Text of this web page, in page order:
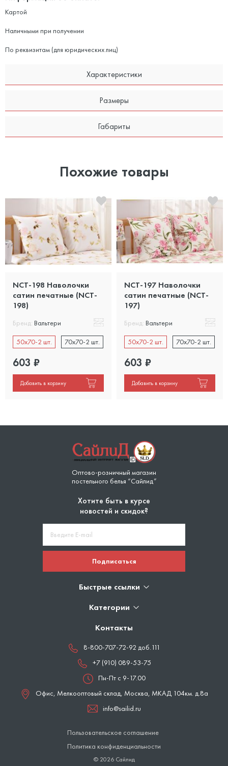
Картой
Наличными при получении
По реквизитам (для юридических лиц)
Характеристики
Размеры
Габариты
Похожие товары
NCT-198 Наволочки
сатин печатные (NCT-
198)
Бренд: Вальтери
50x70-2 шт. 70x70-2 шт.
603 ₽
Добавить в корзину
NCT-197 Наволочки
сатин печатные (NCT-
197)
Бренд: Вальтери
50x70-2 шт. 70x70-2 шт.
603 ₽
Добавить в корзину
Оптово-розничный магазин
постельного белья “Сайлид”
Хотите быть в курсе
новостей и скидок?
Подписаться
Быстрые ссылки
Категории
Контакты
8-800-707-72-92 доб.111
+7 (910) 089-53-75
Пн-Пт с 9-17.00
Офис, Мелкооптовый склад, Москва, МКАД 104км. д.8а
info@sailid.ru
© 2026 Сайлид
Пользовательское соглашение
Политика конфиденциальности